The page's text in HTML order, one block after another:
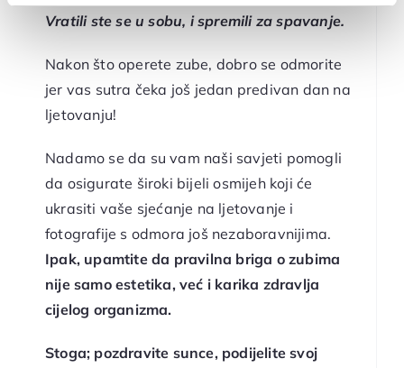
Vratili ste se u sobu, i spremili za spavanje.
Nakon što operete zube, dobro se odmorite
jer vas sutra čeka još jedan predivan dan na
ljetovanju!
Nadamo se da su vam naši savjeti pomogli
da osigurate široki bijeli osmijeh koji će
ukrasiti vaše sjećanje na ljetovanje i
fotografije s odmora još nezaboravnijima.
Ipak, upamtite da pravilna briga o zubima
nije samo estetika, već i karika zdravlja
cijelog organizma.
Stoga; pozdravite sunce, podijelite svoj